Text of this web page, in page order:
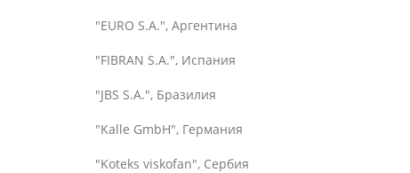
"EURO S.A.", Аргентина
"FIBRAN S.A.", Испания
"JBS S.A.", Бразилия
"Kalle GmbH", Германия
"Koteks viskofan", Сербия